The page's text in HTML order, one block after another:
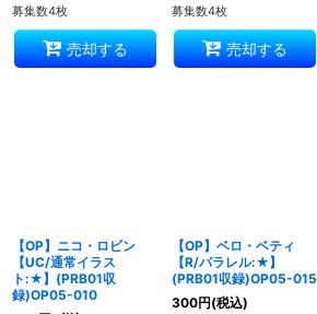
募集数4枚
売却する
募集数4枚
売却する
【OP】ニコ・ロビン
【UC/通常イラス
ト:★】(PRB01収
録)OP05-010
【OP】ベロ・ベティ
【R/パラレル:★】
(PRB01収録)OP05-015
300円(税込)